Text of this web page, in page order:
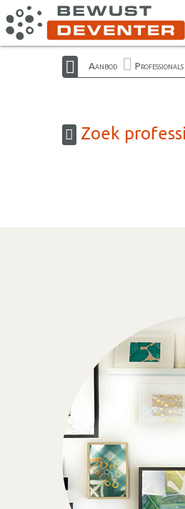
Aanbod Professionals
Zoek